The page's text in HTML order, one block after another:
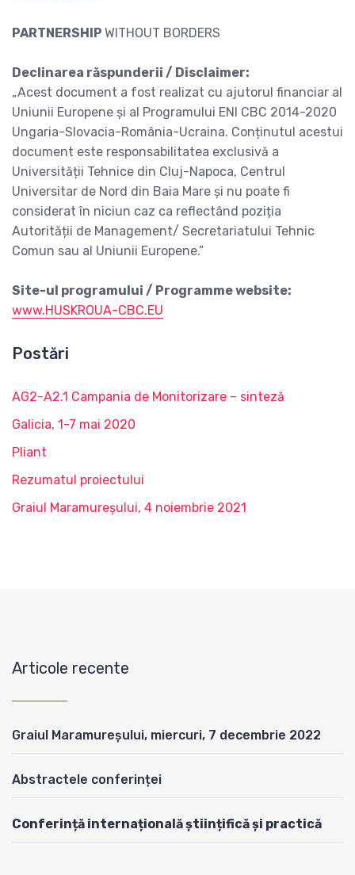
PARTNERSHIP WITHOUT BORDERS
Declinarea răspunderii / Disclaimer:
„Acest document a fost realizat cu ajutorul financiar al
Uniunii Europene și al Programului ENI CBC 2014-2020
Ungaria-Slovacia-România-Ucraina. Conținutul acestui
document este responsabilitatea exclusivă a
Universității Tehnice din Cluj-Napoca, Centrul
Universitar de Nord din Baia Mare și nu poate fi
considerat în niciun caz ca reflectând poziția
Autorității de Management/ Secretariatului Tehnic
Comun sau al Uniunii Europene.”
Site-ul programului / Programme website:
www.HUSKROUA-CBC.EU
Postări
AG2-A2.1 Campania de Monitorizare – sinteză
Galicia, 1-7 mai 2020
Pliant
Rezumatul proiectului
Graiul Maramureșului, 4 noiembrie 2021
Articole recente
Graiul Maramureșului, miercuri, 7 decembrie 2022
Abstractele conferinței
Conferință internațională științifică și practică